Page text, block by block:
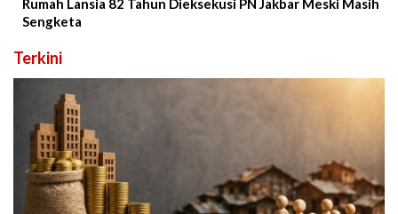
Rumah Lansia 82 Tahun Dieksekusi PN Jakbar Meski Masih
Sengketa
Terkini